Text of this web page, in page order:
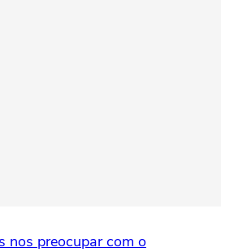
nos preocupar com o